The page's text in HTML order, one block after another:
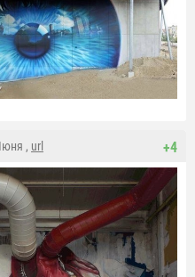
+4
, url